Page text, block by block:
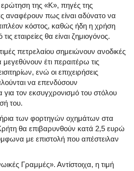
της «Κ», πηγές της
αναφέρουν πως είναι αδύνατο να
κόστος, καθώς ήδη η χρήση
εταιρείες θα είναι ζημιογόνος.
πετρελαίου σημειώνουν ανοδικές
έτι περαιτέρω τις
ενώ οι επιχειρήσεις
να επενδύσουν
για τον εκσυγχρονισμό του στόλου
του.
των φορτηγών οχημάτων στα
θα επιβαρυνθούν κατά 2,5 ευρώ
με επιστολή που απέστειλαν
Γραμμές». Αντίστοιχα, η τιμή